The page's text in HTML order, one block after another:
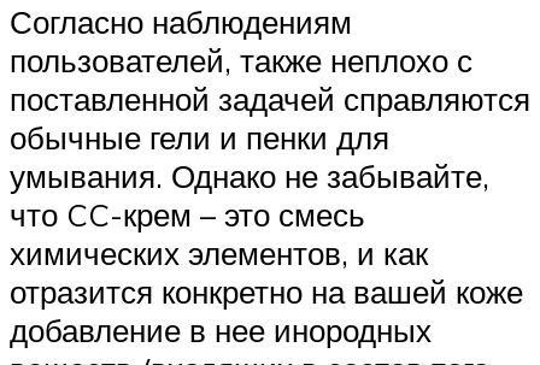
Согласно наблюдениям
пользователей, также неплохо с
поставленной задачей справляются
обычные гели и пенки для
умывания. Однако не забывайте,
что CC-крем – это смесь
химических элементов, и как
отразится конкретно на вашей коже
добавление в нее инородных